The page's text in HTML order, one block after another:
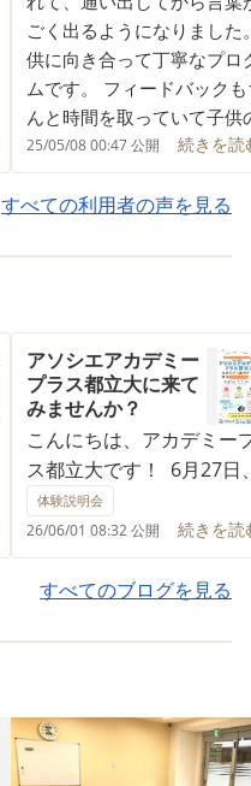
ごく出るようになりました
供に向き合って丁寧なプロ
ムです。 フィードバック
んと時間を取っていて子供
長を共有してくれます。
が楽しいと言ってます。
25/05/08 00:47 公開 続きを読
すべての利用者の声を見る
アソシエアカデミー
プラス都立大に来て
みませんか？
こんにちは、アカデミー
ス都立大です！ 6月27日
月11日に事業所見学＆説
を実施します☆ アソシ
アカデミープラス都立大
目黒区、世田谷区、品川
クラブを運営している株
ナルが運営する児童発達
施設です。 アソシエ系
保育園以外の、幼稚園・
体験説明会
26/06/01 08:32 公開 続きを読
すべてのブログを見る